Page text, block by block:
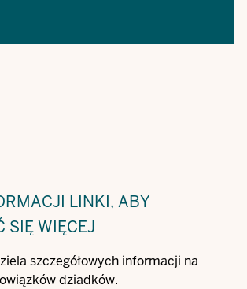
LINKI, ABY
SIĘ WIĘCEJ
szczegółowych informacji na
dziadków.